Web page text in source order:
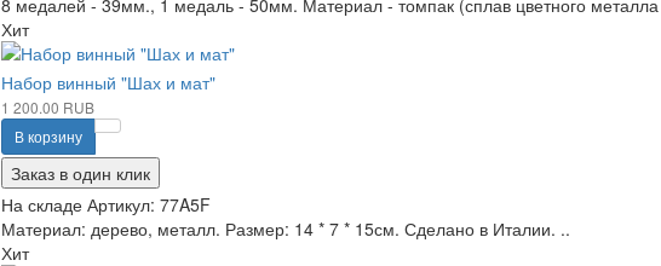
8 медалей - 39мм., 1 медаль - 50мм. Материал - томпак (сплав цветного металла
Хит
Набор винный "Шах и мат"
1 200.00 RUB
В корзину
Заказ в один клик
На складе Артикул: 77A5F
Материал: дерево, металл. Размер: 14 * 7 * 15см. Сделано в Италии. ..
Хит